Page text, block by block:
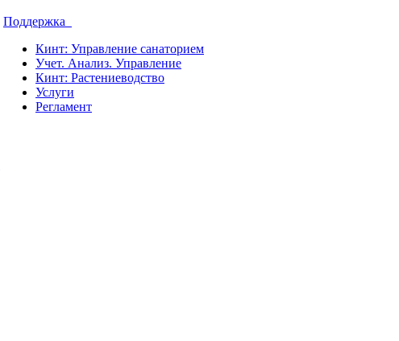
Поддержка
Кинт: Управление санаторием
Учет. Анализ. Управление
Кинт: Растениеводство
Услуги
Регламент